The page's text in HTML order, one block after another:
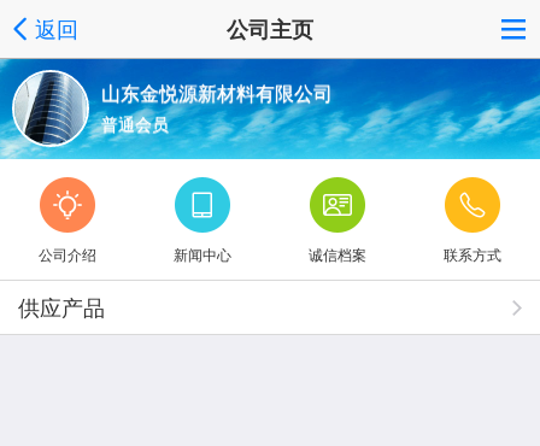
返回 公司主页
山东金悦源新材料有限公司
普通会员
公司介绍 新闻中心 诚信档案 联系方式
供应产品